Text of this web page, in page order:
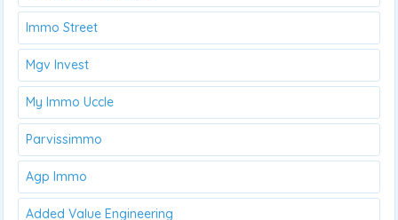
Immo Street
Mgv Invest
My Immo Uccle
Parvissimmo
Agp Immo
Added Value Engineering